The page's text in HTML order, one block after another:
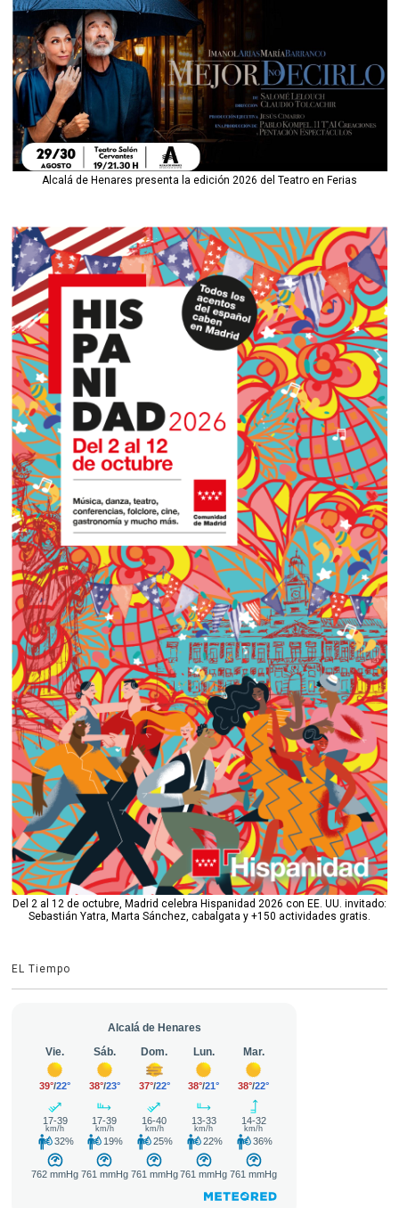
Alcalá de Henares presenta la edición 2026 del Teatro en Ferias
Del 2 al 12 de octubre, Madrid celebra Hispanidad 2026 con EE. UU. invitado:
Sebastián Yatra, Marta Sánchez, cabalgata y +150 actividades gratis.
EL Tiempo